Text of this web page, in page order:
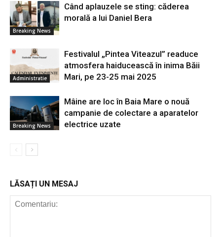
Breaking News
Când aplauzele se sting: căderea
morală a lui Daniel Bera
Administratie
Festivalul „Pintea Viteazul” readuce
atmosfera haiducească în inima Băii
Mari, pe 23-25 mai 2025
Breaking News
Mâine are loc în Baia Mare o nouă
campanie de colectare a aparatelor
electrice uzate
LĂSAȚI UN MESAJ